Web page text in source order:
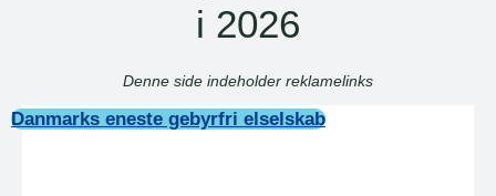
i 2026
Denne side indeholder reklamelinks
Danmarks eneste gebyrfri elselskab